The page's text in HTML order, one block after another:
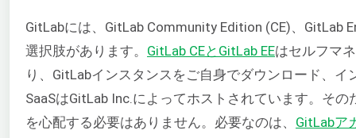
GitLabには、GitLab Community Edition (CE)、GitLab
選択肢があります。 GitLab CEとGitLab EEはセルフマ
り、GitLabインスタンスをご自身でダウンロード、
SaaSはGitLab Inc.によってホストされています。そ
を心配する必要はありません。必要なのは、 GitLabア